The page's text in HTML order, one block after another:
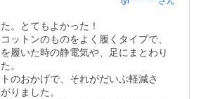
。とてもよかった！
ットンのものをよく履くタイプで、
履いた時の静電気や、足にまとわり
。
のおかげで、それがだいぶ軽減さ
りました。